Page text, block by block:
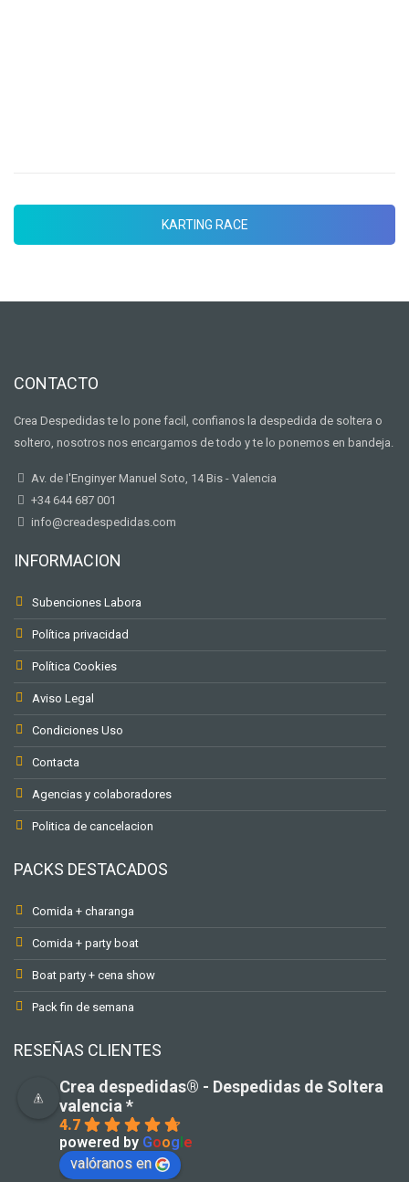
KARTING RACE
CONTACTO
Crea Despedidas te lo pone facil, confianos la despedida de soltera o
soltero, nosotros nos encargamos de todo y te lo ponemos en bandeja.
Av. de I'Enginyer Manuel Soto, 14 Bis - Valencia
+34 644 687 001
info@creadespedidas.com
INFORMACION
Subenciones Labora
Política privacidad
Política Cookies
Aviso Legal
Condiciones Uso
Contacta
Agencias y colaboradores
Politica de cancelacion
PACKS DESTACADOS
Comida + charanga
Comida + party boat
Boat party + cena show
Pack fin de semana
RESEÑAS CLIENTES
Crea despedidas®️ - Despedidas de Soltera
valencia *
4.7
powered by Goog e
valóranos en